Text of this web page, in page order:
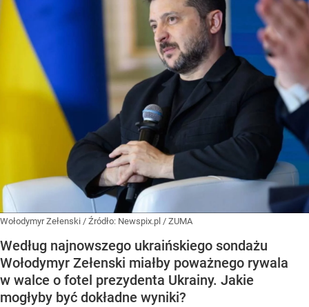
Wołodymyr Zełenski / Źródło: Newspix.pl / ZUMA
Według najnowszego ukraińskiego sondażu
Wołodymyr Zełenski miałby poważnego rywala
w walce o fotel prezydenta Ukrainy. Jakie
mogłyby być dokładne wyniki?